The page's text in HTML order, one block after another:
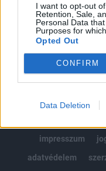
I want to opt-out
Retention, Sale,
Personal Data
Purposes for
Opted Out
CONFIRM
Data Deletion
MÁR ELŐFIZETŐNK
impresszum
adatvédelem